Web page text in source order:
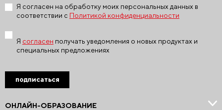
ОНЛАЙН-ОБРАЗОВАНИЕ
Я согласен на обработку моих персональных данных в
соответствии с Политикой конфиденциальности
Я согласен получать уведомления о новых продуктах и
специальных предложениях
подписаться